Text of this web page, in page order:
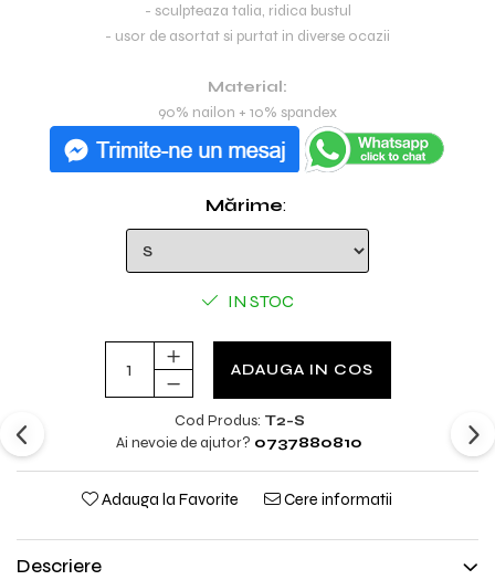
- sculpteaza talia, ridica bustul
- usor de asortat si purtat in diverse ocazii
Material:
90% nailon + 10% spandex
Mărime:
IN STOC
ADAUGA IN COS
Cod Produs: T2-S
Ai nevoie de ajutor? 0737880810
Adauga la Favorite Cere informatii
Descriere